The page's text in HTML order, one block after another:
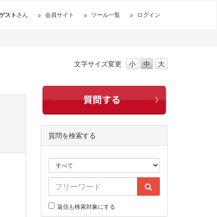
ストさん 会員サイト ツール一覧 ログイン
文字サイズ変更 小 中 大
質問を検索する
返信も検索対象にする